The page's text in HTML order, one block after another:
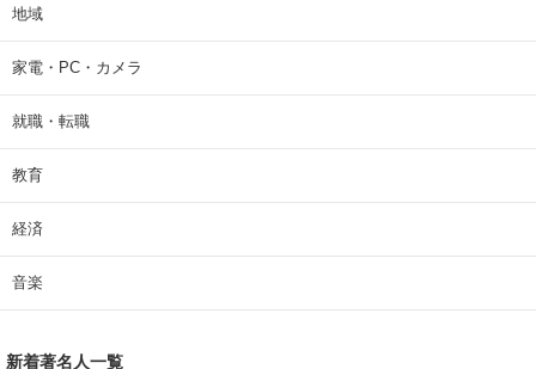
地域
家電・PC・カメラ
就職・転職
教育
経済
音楽
新着著名人一覧